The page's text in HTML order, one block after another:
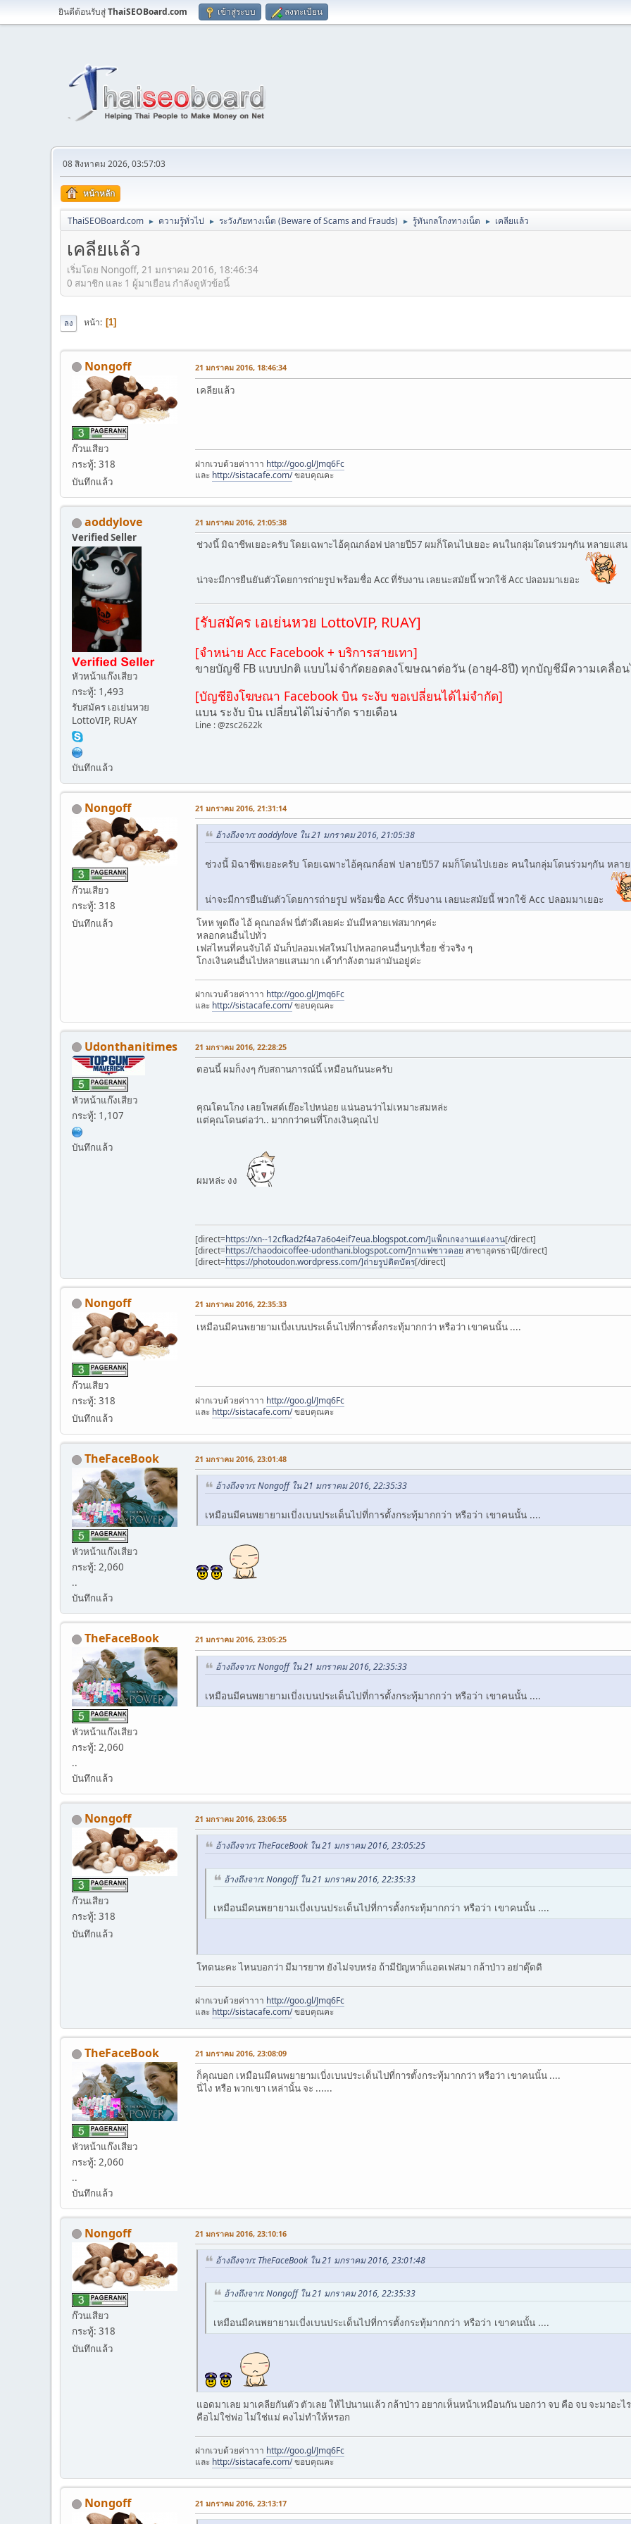
ยินดีต้อนรับสู่ThaiSEOBoard.com เข้าสู่ระบบ ลงทะเบียน
08 สิงหาคม 2026, 03:57:03
หน้าหลัก
ThaiSEOBoard.com ► ความรู้ทั่วไป ► ระวังภัยทางเน็ต (Beware of Scams and Frauds) ► รู้ทันกลโกงทางเน็ต ► เคลียแล้ว
เคลียแล้ว
เริ่มโดย Nongoff, 21 มกราคม 2016, 18:46:34
0 สมาชิก และ 1 ผู้มาเยือน กำลังดูหัวข้อนี้
ลง หน้า 1
Nongoff
ก๊วนเสียว
กระทู้: 318
บันทึกแล้ว
21 มกราคม 2016, 18:46:34
เคลียแล้ว
ฝากเวบด้วยค่าาาา http://goo.gl/Jmq6Fc
และ http://sistacafe.com/ขอบคุณคะ
aoddylove
Verified Seller
หัวหน้าแก๊งเสียว
กระทู้: 1,493
รับสมัคร เอเย่นหวย
LottoVIP, RUAY
บันทึกแล้ว
21 มกราคม 2016, 21:05:38
ช่วงนี้ มิฉาชีพเยอะครับ โดยเฉพาะไอ้คุณกล์อฟ ปลายปี57 ผมก็โดนไปเยอะ คนในกลุ่มโดนร่วมๆกัน หลายแสน
น่าจะมีการยืนยันตัวโดยการถ่ายรูป พร้อมชื่อ Acc ที่รับงาน เลยนะสมัยนี้ พวกใช้ Acc ปลอมมาเยอะ
[รับสมัคร เอเย่นหวย LottoVIP, RUAY]
[จำหน่าย Acc Facebook + บริการสายเทา]
ขายบัญชี FB แบบปกติ แบบไม่จำกัดยอดลงโฆษณาต่อวัน (อายุ4-8ปี) ทุกบัญชีมีความเคลื่อ
[บัญชียิงโฆษณา Facebook บิน ระงับ ขอเปลี่ยนได้ไม่จำกัด]
แบน ระงับ บิน เปลี่ยนได้ไม่จำกัด รายเดือน
Line : @zsc2622k
Nongoff
ก๊วนเสียว
กระทู้: 318
บันทึกแล้ว
21 มกราคม 2016, 21:31:14
อ้างถึงจาก: aoddylove ใน 21 มกราคม 2016, 21:05:38
ช่วงนี้ มิฉาชีพเยอะครับ โดยเฉพาะไอ้คุณกล์อฟ ปลายปี57 ผมก็โดนไปเยอะ คนในกลุ่มโดนร่วมๆกัน หลา
น่าจะมีการยืนยันตัวโดยการถ่ายรูป พร้อมชื่อ Acc ที่รับงาน เลยนะสมัยนี้ พวกใช้ Acc ปลอมมาเยอะ
โหห พูดถึง ไอ้ คุณกอล์ฟ นี่ตัวดีเลยค่ะ มันมีหลายเฟสมากๆค่ะ
หลอกคนอื่นไปทั่ว
เฟสไหนที่คนจับได้ มันก็ปลอมเฟสใหม่ไปหลอกคนอื่นๆปเรื่อย ชั่วจริง ๆ
โกงเงินคนอื่นไปหลายแสนมาก เค้ากำลังตามล่ามันอยู่ค่ะ
ฝากเวบด้วยค่าาาา http://goo.gl/Jmq6Fc
และ http://sistacafe.com/ขอบคุณคะ
Udonthanitimes
หัวหน้าแก๊งเสียว
กระทู้: 1,107
บันทึกแล้ว
21 มกราคม 2016, 22:28:25
ตอนนี้ ผมก็งงๆ กับสถานการณ์นี้ เหมือนกันนะครับ
คุณโดนโกง เลยโพสต์เย๊อะไปหน่อย แน่นอนว่าไม่เหมาะสมหล่ะ
แต่คุณโดนต่อว่า.. มากกว่าคนที่โกงเงินคุณไป
ผมหล่ะ งง
[direct=https://xn--12cfkad2f4a7a6o4eif7eua.blogspot.com/]แพ็กเกจงานแต่งงาน[/direct]
[direct=https://chaodoicoffee-udonthani.blogspot.com/]กาแฟชาวดอย สาขาอุดรธานี[/direct]
[direct=https://photoudon.wordpress.com/]ถ่ายรูปติดบัตร[/direct]
Nongoff
ก๊วนเสียว
กระทู้: 318
บันทึกแล้ว
21 มกราคม 2016, 22:35:33
เหมือนมีคนพยายามเบี่งเบนประเด็นไปที่การตั้งกระทุ้มากกว่า หรือว่า เขาคนนั้น ....
ฝากเวบด้วยค่าาาา http://goo.gl/Jmq6Fc
และ http://sistacafe.com/ขอบคุณคะ
TheFaceBook
หัวหน้าแก๊งเสียว
กระทู้: 2,060
..
บันทึกแล้ว
21 มกราคม 2016, 23:01:48
อ้างถึงจาก: Nongoff ใน 21 มกราคม 2016, 22:35:33
เหมือนมีคนพยายามเบี่งเบนประเด็นไปที่การตั้งกระทุ้มากกว่า หรือว่า เขาคนนั้น ....
TheFaceBook
หัวหน้าแก๊งเสียว
กระทู้: 2,060
..
บันทึกแล้ว
21 มกราคม 2016, 23:05:25
อ้างถึงจาก: Nongoff ใน 21 มกราคม 2016, 22:35:33
เหมือนมีคนพยายามเบี่งเบนประเด็นไปที่การตั้งกระทุ้มากกว่า หรือว่า เขาคนนั้น ....
Nongoff
ก๊วนเสียว
กระทู้: 318
บันทึกแล้ว
21 มกราคม 2016, 23:06:55
อ้างถึงจาก: TheFaceBook ใน 21 มกราคม 2016, 23:05:25
อ้างถึงจาก: Nongoff ใน 21 มกราคม 2016, 22:35:33
เหมือนมีคนพยายามเบี่งเบนประเด็นไปที่การตั้งกระทุ้มากกว่า หรือว่า เขาคนนั้น ....
โทดนะคะ ไหนบอกว่า มีมารยาท ยังไม่จบหร่อ ถ้ามีปัญหาก็แอดเฟสมา กล้าป่าว อย่าตุ๊ดดิ
ฝากเวบด้วยค่าาาา http://goo.gl/Jmq6Fc
และ http://sistacafe.com/ขอบคุณคะ
TheFaceBook
หัวหน้าแก๊งเสียว
กระทู้: 2,060
..
บันทึกแล้ว
21 มกราคม 2016, 23:08:09
ก็คุณบอก เหมือนมีคนพยายามเบี่งเบนประเด็นไปที่การตั้งกระทุ้มากกว่า หรือว่า เขาคนนั้น ....
นี่ไง หรือ พวกเขา เหล่านั้น จะ ......
Nongoff
ก๊วนเสียว
กระทู้: 318
บันทึกแล้ว
21 มกราคม 2016, 23:10:16
อ้างถึงจาก: TheFaceBook ใน 21 มกราคม 2016, 23:01:48
อ้างถึงจาก: Nongoff ใน 21 มกราคม 2016, 22:35:33
เหมือนมีคนพยายามเบี่งเบนประเด็นไปที่การตั้งกระทุ้มากกว่า หรือว่า เขาคนนั้น ....
แอดมาเลย มาเคลียกันตัว ตัวเลย ให้ไปนานแล้ว กล้าป่าว อยากเห็นหน้าเหมือนกัน บอกว่า จบ คือ จบ จะมาอะ
คือไม่ใช่พ่อ ไม่ใช่แม่ คงไม่ทำให้หรอก
ฝากเวบด้วยค่าาาา http://goo.gl/Jmq6Fc
และ http://sistacafe.com/ขอบคุณคะ
Nongoff 21 มกราคม 2016, 23:13:17